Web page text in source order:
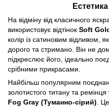
На відміну від класичного
використовує відтінок Soft
колір із сатиновим відливом,
дорого та стримано. Він не
підкреслює його, ідеально
срібними прикрасами.
Найбільш популярним
золотистого титану та ремінця
Fog Gray (Туманно-сірий).